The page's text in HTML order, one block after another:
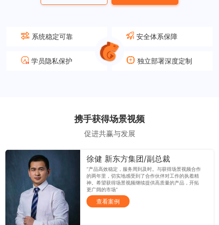
系统稳定可靠 安全体系保障
学员隐私保护 独立部署深度定制
携手获得场景视频
促进共赢与发展
徐健 新东方集团/副总裁
“产品高效稳定，服务周到及时。与获得场景视频合作
的两年里，切实地感受到了合作伙伴对工作的执着精
神。希望获得场景视频继续提供高质量的产品，开拓
更广阔的市场”
查看案例